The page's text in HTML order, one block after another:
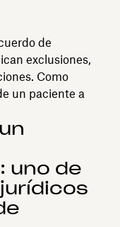
de
exclusiones,
Como
un paciente a
uno de